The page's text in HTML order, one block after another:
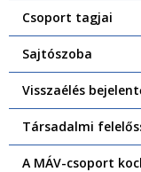
Csoport tagjai
Sajtószoba
Visszaélés
Társadalmi
A MÁV-csoport